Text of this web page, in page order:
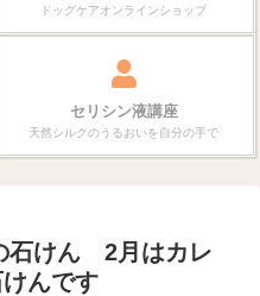
ドッグケアオンラインショップ
セリシン液講座
天然シルクのうるおいを自分の手で
石けん 2月はカレ
んです